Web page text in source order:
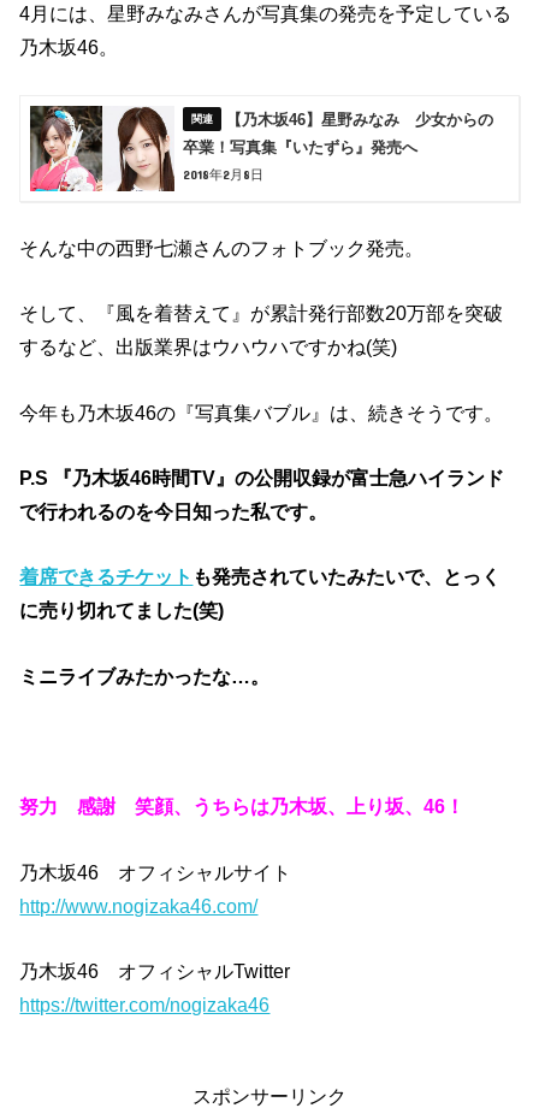
4月には、星野みなみさんが写真集の発売を予定している
乃木坂46。
【乃木坂46】星野みなみ 少女からの
卒業！写真集『いたずら』発売へ
2018年2月8日
そんな中の西野七瀬さんのフォトブック発売。
そして、『風を着替えて』が累計発行部数20万部を突破
するなど、出版業界はウハウハですかね(笑)
今年も乃木坂46の『写真集バブル』は、続きそうです。
P.S 『乃木坂46時間TV』の公開収録が富士急ハイランド
で行われるのを今日知った私です。
着席できるチケット も発売されていたみたいで、とっく
に売り切れてました(笑)
ミニライブみたかったな…。
努力 感謝 笑顔、うちらは乃木坂、上り坂、46！
乃木坂46 オフィシャルサイト
http://www.nogizaka46.com/
乃木坂46 オフィシャルTwitter
https://twitter.com/nogizaka46
スポンサーリンク